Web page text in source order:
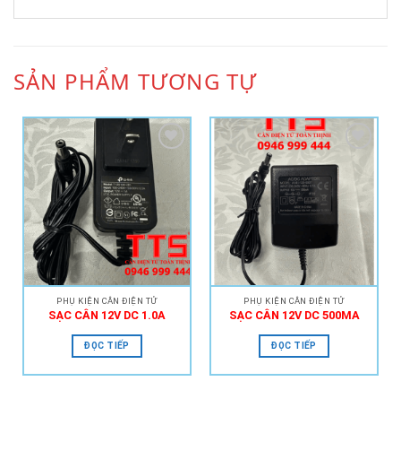
SẢN PHẨM TƯƠNG TỰ
Add to
Wishlist
PHỤ KIỆN CÂN ĐIỆN TỬ
SẠC CÂN 12V DC 1.0A
ĐỌC TIẾP
Wishlist
PHỤ KIỆN CÂN ĐIỆN TỬ
SẠC CÂN 12V DC 500MA
ĐỌC TIẾP